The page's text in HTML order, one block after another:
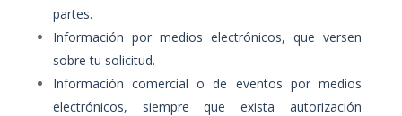
partes.
Información por medios electrónicos, que versen
sobre tu solicitud.
Información comercial o de eventos por medios
electrónicos, siempre que exista autorización